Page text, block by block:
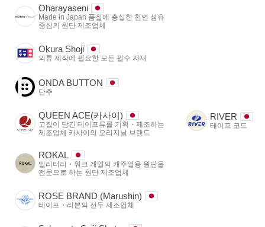
Oharayaseni
Made in Japan 품질에 충실한 천연 섬유
중심의 원단 제조업체
Okura Shoji
의류 제작에 필요한 모든 필수 자재
ONDA BUTTON
단추
QUEEN ACE(카사이)
고집이 담긴 테이프류를 기획・제조하는
제조업체 카사이의 오리지날 브랜드
RIVER
테이프 코드
ROKAL
밀리터리・워크 계열의 캐주얼용 원단을
전문으로 하는 원단 제조업체
ROSE BRAND (Marushin)
테이프・리본의 선두 제조업체